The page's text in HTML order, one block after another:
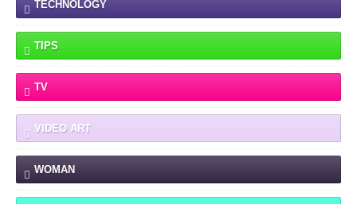
TECHNOLOGY
TIPS
TV
VIDEO ART
WOMAN